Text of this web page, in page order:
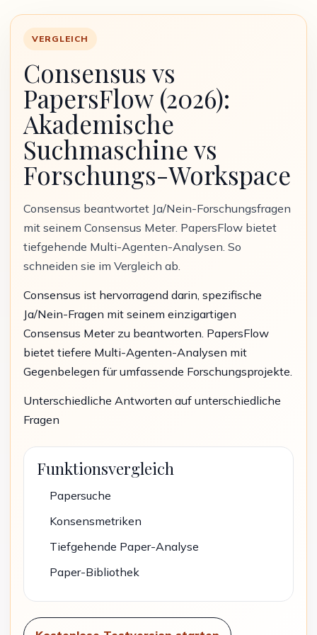
VERGLEICH
Consensus vs
PapersFlow (2026):
Akademische
Suchmaschine vs
Forschungs-Workspace
Consensus beantwortet Ja/Nein-Forschungsfragen
mit seinem Consensus Meter. PapersFlow bietet
tiefgehende Multi-Agenten-Analysen. So
schneiden sie im Vergleich ab.
Consensus ist hervorragend darin, spezifische
Ja/Nein-Fragen mit seinem einzigartigen
Consensus Meter zu beantworten. PapersFlow
bietet tiefere Multi-Agenten-Analysen mit
Gegenbelegen für umfassende Forschungsprojekte.
Unterschiedliche Antworten auf unterschiedliche
Fragen
Funktionsvergleich
Papersuche
Konsensmetriken
Tiefgehende Paper-Analyse
Paper-Bibliothek